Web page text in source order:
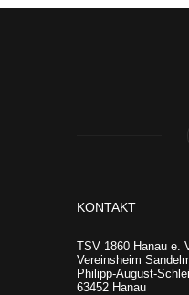
KONTAKT
TSV 1860 Hanau e.
Vereinsheim
Philipp-August-
63452 Hanau